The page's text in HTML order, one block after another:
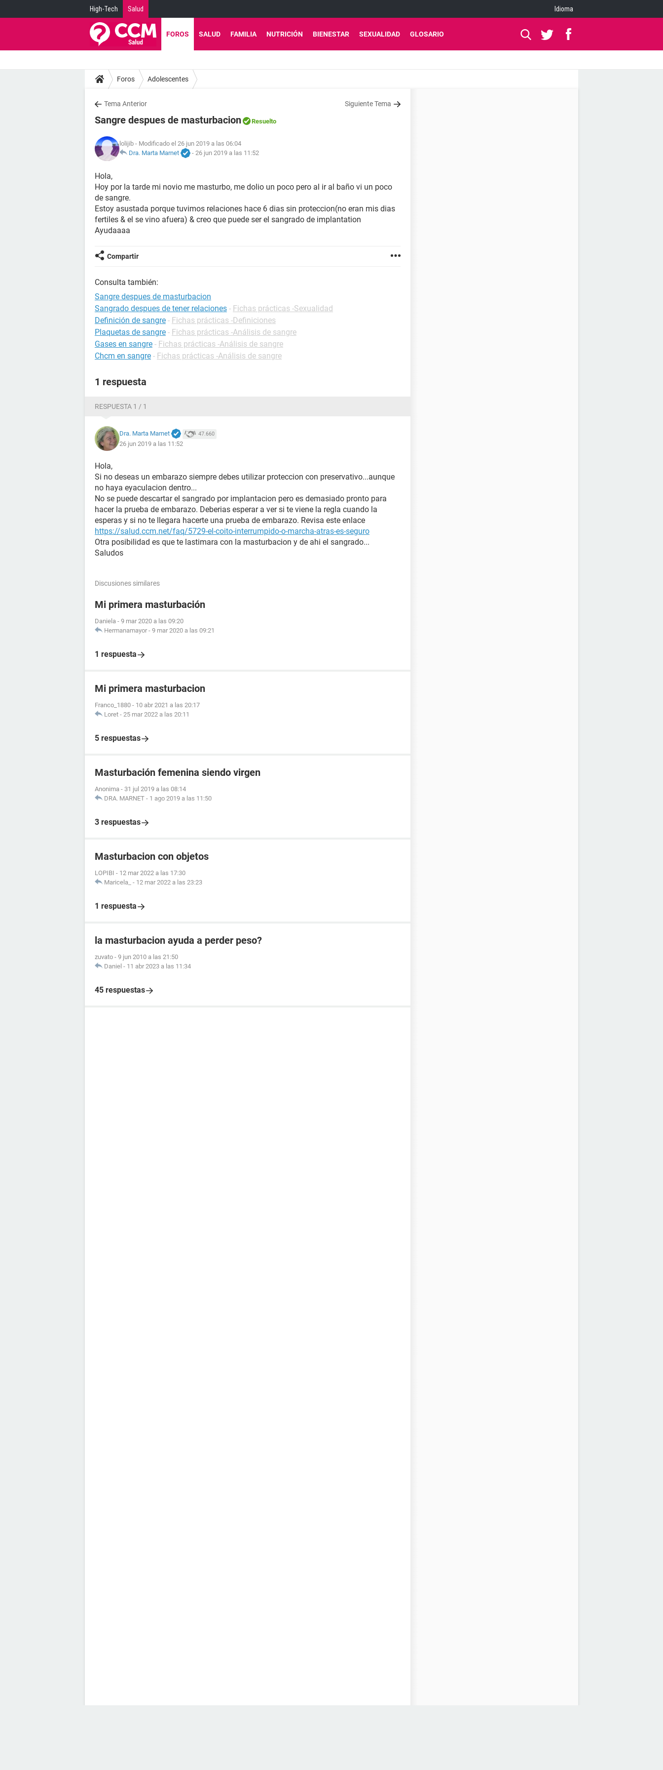
High-Tech Salud Idioma
FOROS SALUD FAMILIA NUTRICIÓN BIENESTAR SEXUALIDAD GLOSARIO
Foros Adolescentes
Tema Anterior Siguiente Tema
Sangre despues de masturbacion Resuelto
lolijib - Modificado el 26 jun 2019 a las 06:04
Dra. Marta Marnet
- 26 jun 2019 a las 11:52
Hola,
Hoy por la tarde mi novio me masturbo, me dolio un poco pero al ir al baño vi un poco
de sangre.
Estoy asustada porque tuvimos relaciones hace 6 dias sin proteccion(no eran mis dias
fertiles & el se vino afuera) & creo que puede ser el sangrado de implantation
Ayudaaaa
Compartir
Consulta también:
Sangre despues de masturbacion
Sangrado despues de tener relaciones - Fichas prácticas -Sexualidad
Definición de sangre - Fichas prácticas -Definiciones
Plaquetas de sangre - Fichas prácticas -Análisis de sangre
Gases en sangre - Fichas prácticas -Análisis de sangre
Chcm en sangre - Fichas prácticas -Análisis de sangre
1 respuesta
RESPUESTA 1 / 1
Dra. Marta Marnet 47.660
26 jun 2019 a las 11:52
Hola,
Si no deseas un embarazo siempre debes utilizar proteccion con preservativo...aunque
no haya eyaculacion dentro...
No se puede descartar el sangrado por implantacion pero es demasiado pronto para
hacer la prueba de embarazo. Deberias esperar a ver si te viene la regla cuando la
esperas y si no te llegara hacerte una prueba de embarazo. Revisa este enlace
https://salud.ccm.net/faq/5729-el-coito-interrumpido-o-marcha-atras-es-seguro
Otra posibilidad es que te lastimara con la masturbacion y de ahi el sangrado...
Saludos
Discusiones similares
Mi primera masturbación
Daniela - 9 mar 2020 a las 09:20
Hermanamayor - 9 mar 2020 a las 09:21
1 respuesta
Mi primera masturbacion
Franco_1880 - 10 abr 2021 a las 20:17
Loret - 25 mar 2022 a las 20:11
5 respuestas
Masturbación femenina siendo virgen
Anonima - 31 jul 2019 a las 08:14
DRA. MARNET - 1 ago 2019 a las 11:50
3 respuestas
Masturbacion con objetos
LOPIBI - 12 mar 2022 a las 17:30
Maricela_ - 12 mar 2022 a las 23:23
1 respuesta
la masturbacion ayuda a perder peso?
zuvato - 9 jun 2010 a las 21:50
Daniel - 11 abr 2023 a las 11:34
45 respuestas